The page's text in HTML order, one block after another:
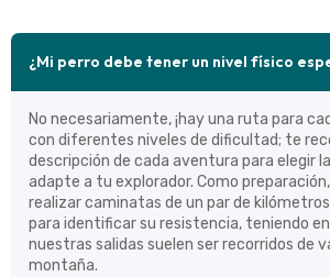
¿Mi perro debe tener un nivel físico
No necesariamente, ¡hay una ruta para
con diferentes niveles de dificultad; te
descripción de cada aventura para elegir
adapte a tu explorador. Como
realizar caminatas de un par de
para identificar su resistencia, teniendo
nuestras salidas suelen ser recorridos de
montaña.